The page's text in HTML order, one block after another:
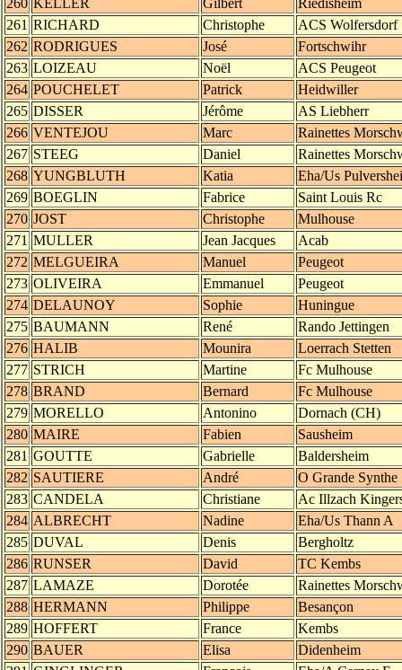
260 KELLER Gilbert
Riedisheim
261 RICHARD Christophe
ACS Wolfersdorf
262 RODRIGUES José
Fortschwihr
263 LOIZEAU Noël
ACS Peugeot
264 POUCHELET Patrick
Heidwiller
265 DISSER Jérôme
AS Liebherr
266 VENTEJOU Marc
Rainettes
267 STEEG Daniel
Rainettes
268 YUNGBLUTH Katia
Eha/Us
269 BOEGLIN Fabrice
Saint Louis Rc
270 JOST Christophe
Mulhouse
271 MULLER Jean Jacques
Acab
272 MELGUEIRA Manuel
Peugeot
273 OLIVEIRA Emmanuel
Peugeot
274 DELAUNOY Sophie
Huningue
275 BAUMANN René
Rando Jettingen
276 HALIB Mounira
Loerrach Stetten
277 STRICH Martine
Fc Mulhouse
278 BRAND Bernard
Fc Mulhouse
279 MORELLO Antonino
Dornach (CH)
280 MAIRE Fabien
Sausheim
281 GOUTTE Gabrielle
Baldersheim
282 SAUTIERE André
O Grande Synthe
283 CANDELA Christiane
Ac Illzach
284 ALBRECHT Nadine
Eha/Us Thann A
285 DUVAL Denis
Bergholtz
286 RUNSER David
TC Kembs
287 LAMAZE Dorotée
Rainettes
288 HERMANN Philippe
Besançon
289 HOFFERT France
Kembs
290 BAUER Elisa
Didenheim